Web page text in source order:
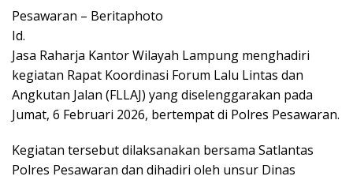
Pesawaran – Beritaphoto
Id.
Jasa Raharja Kantor Wilayah Lampung menghadiri
kegiatan Rapat Koordinasi Forum Lalu Lintas dan
Angkutan Jalan (FLLAJ) yang diselenggarakan pada
Jumat, 6 Februari 2026, bertempat di Polres Pesawaran.
Kegiatan tersebut dilaksanakan bersama Satlantas
Polres Pesawaran dan dihadiri oleh unsur Dinas